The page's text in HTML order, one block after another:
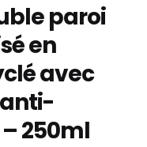
paroi
en
avec
250ml